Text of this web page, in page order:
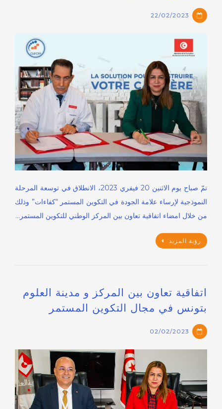
22/02/2023
تمّ صباح يوم الاثنين 20 فيفري 2023، الانطلاق في توسعة المرحلة
النموذجية لإرساء علامة الجودة في التكوين المستمر “كفاءات” وذلك
من خلال امضاء اتفاقية تعاون بين المركز الوطني للتكوين المستمر…
رؤية المزيد
اتفاقية تعاون بين المركز و مدينة العلوم
بتونس في مجال التكوين المستمر
02/02/2023